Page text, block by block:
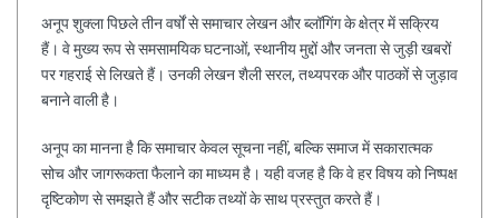
अनूप शुक्ला पिछले तीन वर्षों से समाचार लेखन और ब्लॉगिंग के क्षेत्र में सक्रिय
हैं। वे मुख्य रूप से समसामयिक घटनाओं, स्थानीय मुद्दों और जनता से जुड़ी खबरों
पर गहराई से लिखते हैं। उनकी लेखन शैली सरल, तथ्यपरक और पाठकों से जुड़ाव
बनाने वाली है।
अनूप का मानना है कि समाचार केवल सूचना नहीं, बल्कि समाज में सकारात्मक
सोच और जागरूकता फैलाने का माध्यम है। यही वजह है कि वे हर विषय को निष्पक्ष
दृष्टिकोण से समझते हैं और सटीक तथ्यों के साथ प्रस्तुत करते हैं।